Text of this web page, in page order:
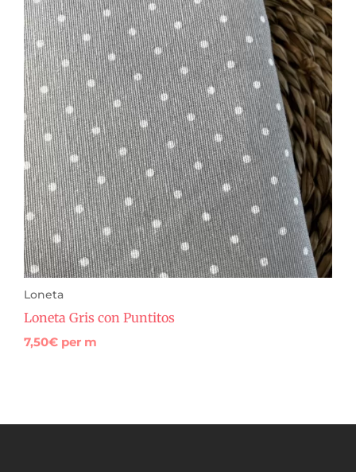
Loneta
Loneta Gris con Puntitos
7,50€ per m